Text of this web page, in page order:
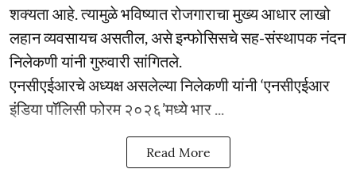
शक्यता आहे. त्यामुळे भविष्यात रोजगाराचा मुख्य आधार लाखो
लहान व्यवसायच असतील, असे इन्फोसिसचे सह-संस्थापक नंदन
निलेकणी यांनी गुरुवारी सांगितले.
एनसीएईआरचे अध्यक्ष असलेल्या निलेकणी यांनी ‘एनसीएईआर
इंडिया पॉलिसी फोरम २०२६’मध्ये भार ...
Read More